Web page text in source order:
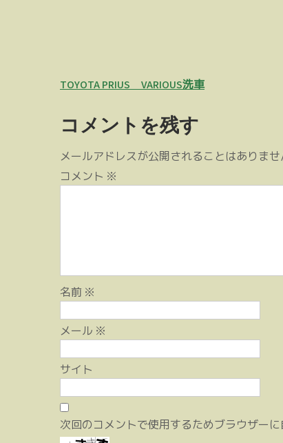
投
ナ
ビ
ゲ
ー
TOYOTA PRIUS VARIOUS洗車
コメントを残す
メールアドレスが公開されることはありませ
コメント ※
名前 ※
メール ※
サイト
次回のコメントで使用するためブラウザー